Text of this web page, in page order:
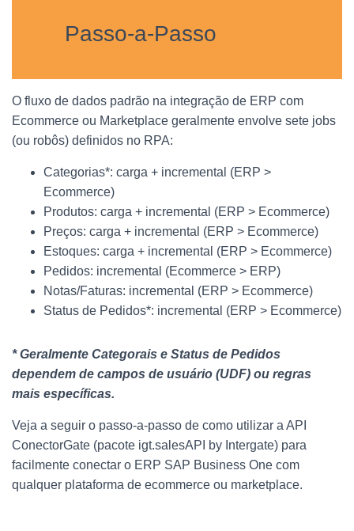
Passo-a-Passo
O fluxo de dados padrão na integração de ERP com
Ecommerce ou Marketplace geralmente envolve sete jobs
(ou robôs) definidos no RPA:
Categorias*: carga + incremental (ERP >
Ecommerce)
Produtos: carga + incremental (ERP > Ecommerce)
Preços: carga + incremental (ERP > Ecommerce)
Estoques: carga + incremental (ERP > Ecommerce)
Pedidos: incremental (Ecommerce > ERP)
Notas/Faturas: incremental (ERP > Ecommerce)
Status de Pedidos*: incremental (ERP > Ecommerce)
* Geralmente Categorais e Status de Pedidos
dependem de campos de usuário (UDF) ou regras
mais específicas.
Veja a seguir o passo-a-passo de como utilizar a API
ConectorGate (pacote igt.salesAPI by Intergate) para
facilmente conectar o ERP SAP Business One com
qualquer plataforma de ecommerce ou marketplace.